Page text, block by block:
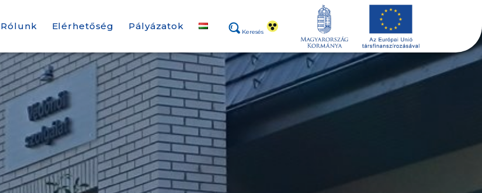
Keresés
Rólunk Elérhetőség Pályázatok